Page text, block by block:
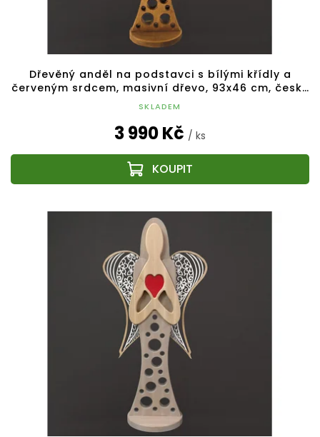
Dřevěný anděl na podstavci s bílými křídly a
červeným srdcem, masivní dřevo, 93x46 cm, český
výrobek
SKLADEM
3 990 Kč / ks